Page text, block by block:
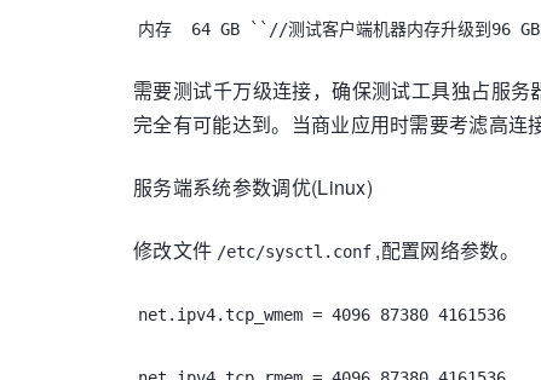
内存 64 GB ``//测试客户端机器内存升级到96 GB
需要测试千万级连接，确保测试工具独占服
完全有可能达到。当商业应用时需要考滤高连
服务端系统参数调优(Linux)
修改文件 /etc/sysctl.conf ,配置网络参数。
net.ipv4.tcp_wmem = 4096 87380 4161536